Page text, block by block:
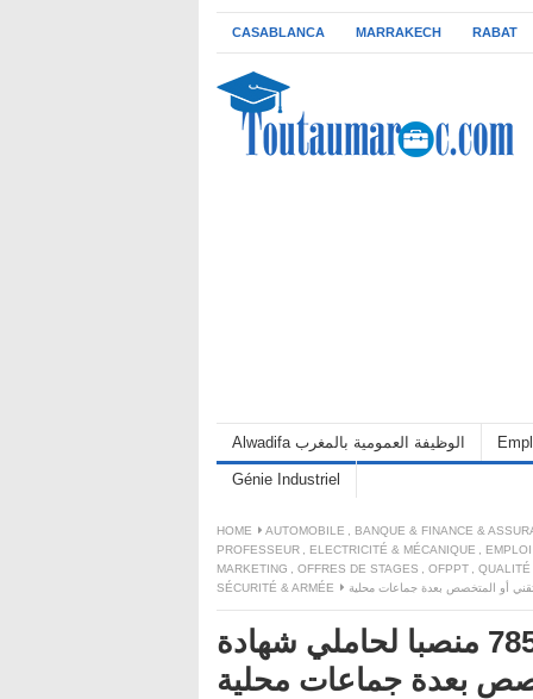
CASABLANCA MARRAKECH RABAT
Alwadifa الوظيفة العمومية بالمغرب
Génie Industriel
HOME AUTOMOBILE
BANQUE & FINANCE &
PROFESSEUR
ELECTRICITÉ & MÉCANIQUE
MARKETING
OFFRES DE STAGES OFPPT
SÉCURITÉ & ARMÉE
الإدارات العمومية المغربية: توظيف 785 منصبا لحاملي شهادة
بعدة جماعات محلية